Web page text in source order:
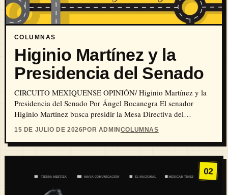
COLUMNAS
Higinio Martínez y la
Presidencia del Senado
CIRCUITO MEXIQUENSE OPINIÓN/ Higinio Martínez y la
Presidencia del Senado Por Ángel Bocanegra El senador
Higinio Martínez busca presidir la Mesa Directiva del
Senado…
15 DE JULIO DE 2026POR ADMIN COLUMNAS
02